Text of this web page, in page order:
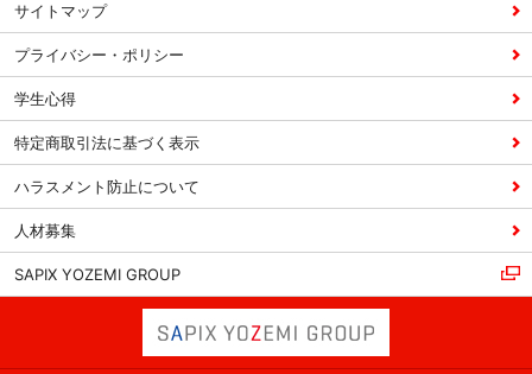
サイトマップ
プライバシー・ポリシー
学生心得
特定商取引法に基づく表示
ハラスメント防止について
人材募集
SAPIX YOZEMI GROUP